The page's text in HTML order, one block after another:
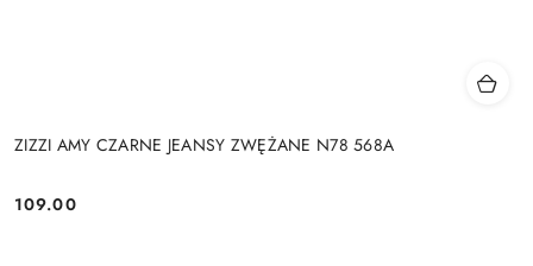
ZIZZI AMY CZARNE JEANSY ZWĘŻANE N78 568A
Cena:
109.00